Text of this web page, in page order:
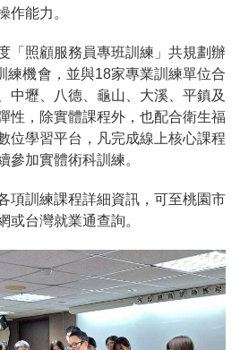
作能力。
「照顧服務員專班訓練」共規劃辦
練機會，並與18家專業訓練單位合
中壢、八德、龜山、大溪、平鎮及
性，除實體課程外，也配合衛生福
位學習平台，凡完成線上核心課程
參加實體術科訓練。
項訓練課程詳細資訊，可至桃園市
或台灣就業通查詢。